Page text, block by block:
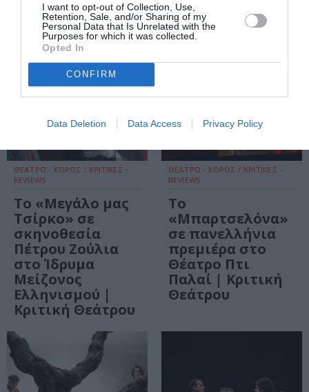
I want to opt-out of Collection, Use,
Retention, Sale, and/or Sharing of my
Personal Data that Is Unrelated with the
Purposes for which it was collected.
Opted In
CONFIRM
Data Deletion Data Access Privacy Policy
ΘΕΑΤΡΟ - ΧΟΡΟΣ / ΚΡΙΤΙΚΕΣ -
REVIEWS
Το «Μεγάλο μας
Τσίρκο» σε
σκηνοθεσία
Πέτρου Ζούλια
στο Ίδρυμα
Μείζονος
Ελληνισμού |
Κριτική Θεάτρου
ΘΕΑΤΡΟ - ΧΟΡΟΣ / ΚΡΙΤΙΚΕΣ -
REVIEWS
Το
«Μπαρτσελόνα»
σε πανελλήνια
πρεμιέρα στο
Θέατρο Πτι
Παλαί | Κριτική
Θεάτρου